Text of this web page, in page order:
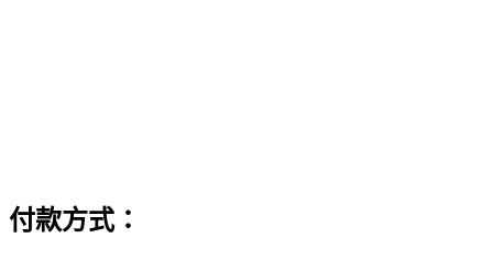
付款方式：